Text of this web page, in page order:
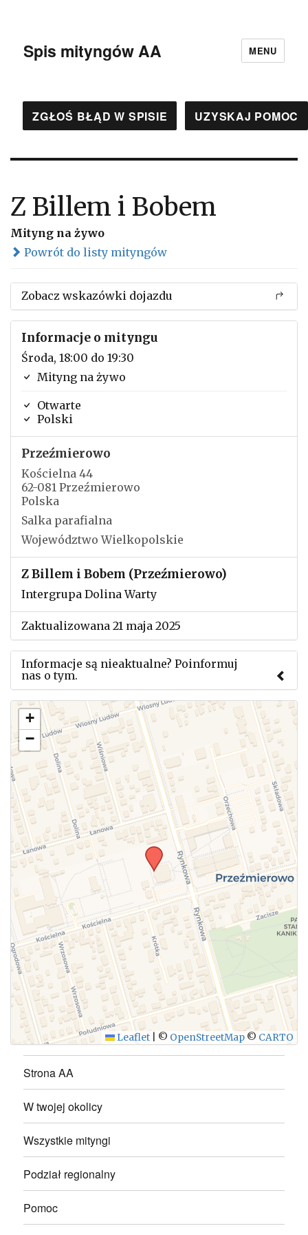
Spis mityngów AA MENU
ZGŁOŚ BŁĄD W SPISIE UZYSKAJ POMOC
Z Billem i Bobem
Mityng na żywo
Powrót do listy mityngów
Zobacz wskazówki dojazdu
Informacje o mityngu
Środa, 18:00 do 19:30
Mityng na żywo
Otwarte
Polski
Przeźmierowo
Kościelna 44
62-081 Przeźmierowo
Polska
Salka parafialna
Województwo Wielkopolskie
Z Billem i Bobem (Przeźmierowo)
Intergrupa Dolina Warty
Zaktualizowana 21 maja 2025
Informacje są nieaktualne? Poinformuj
nas o tym.
Użyj tego formularza aby przesłać informację o
zmianach w powyższym mityngu.
WYŚLIJ
+
−
Leaflet © OpenStreetMap © CARTO
Strona AA
W twojej okolicy
Wszystkie mityngi
Podział regionalny
Pomoc